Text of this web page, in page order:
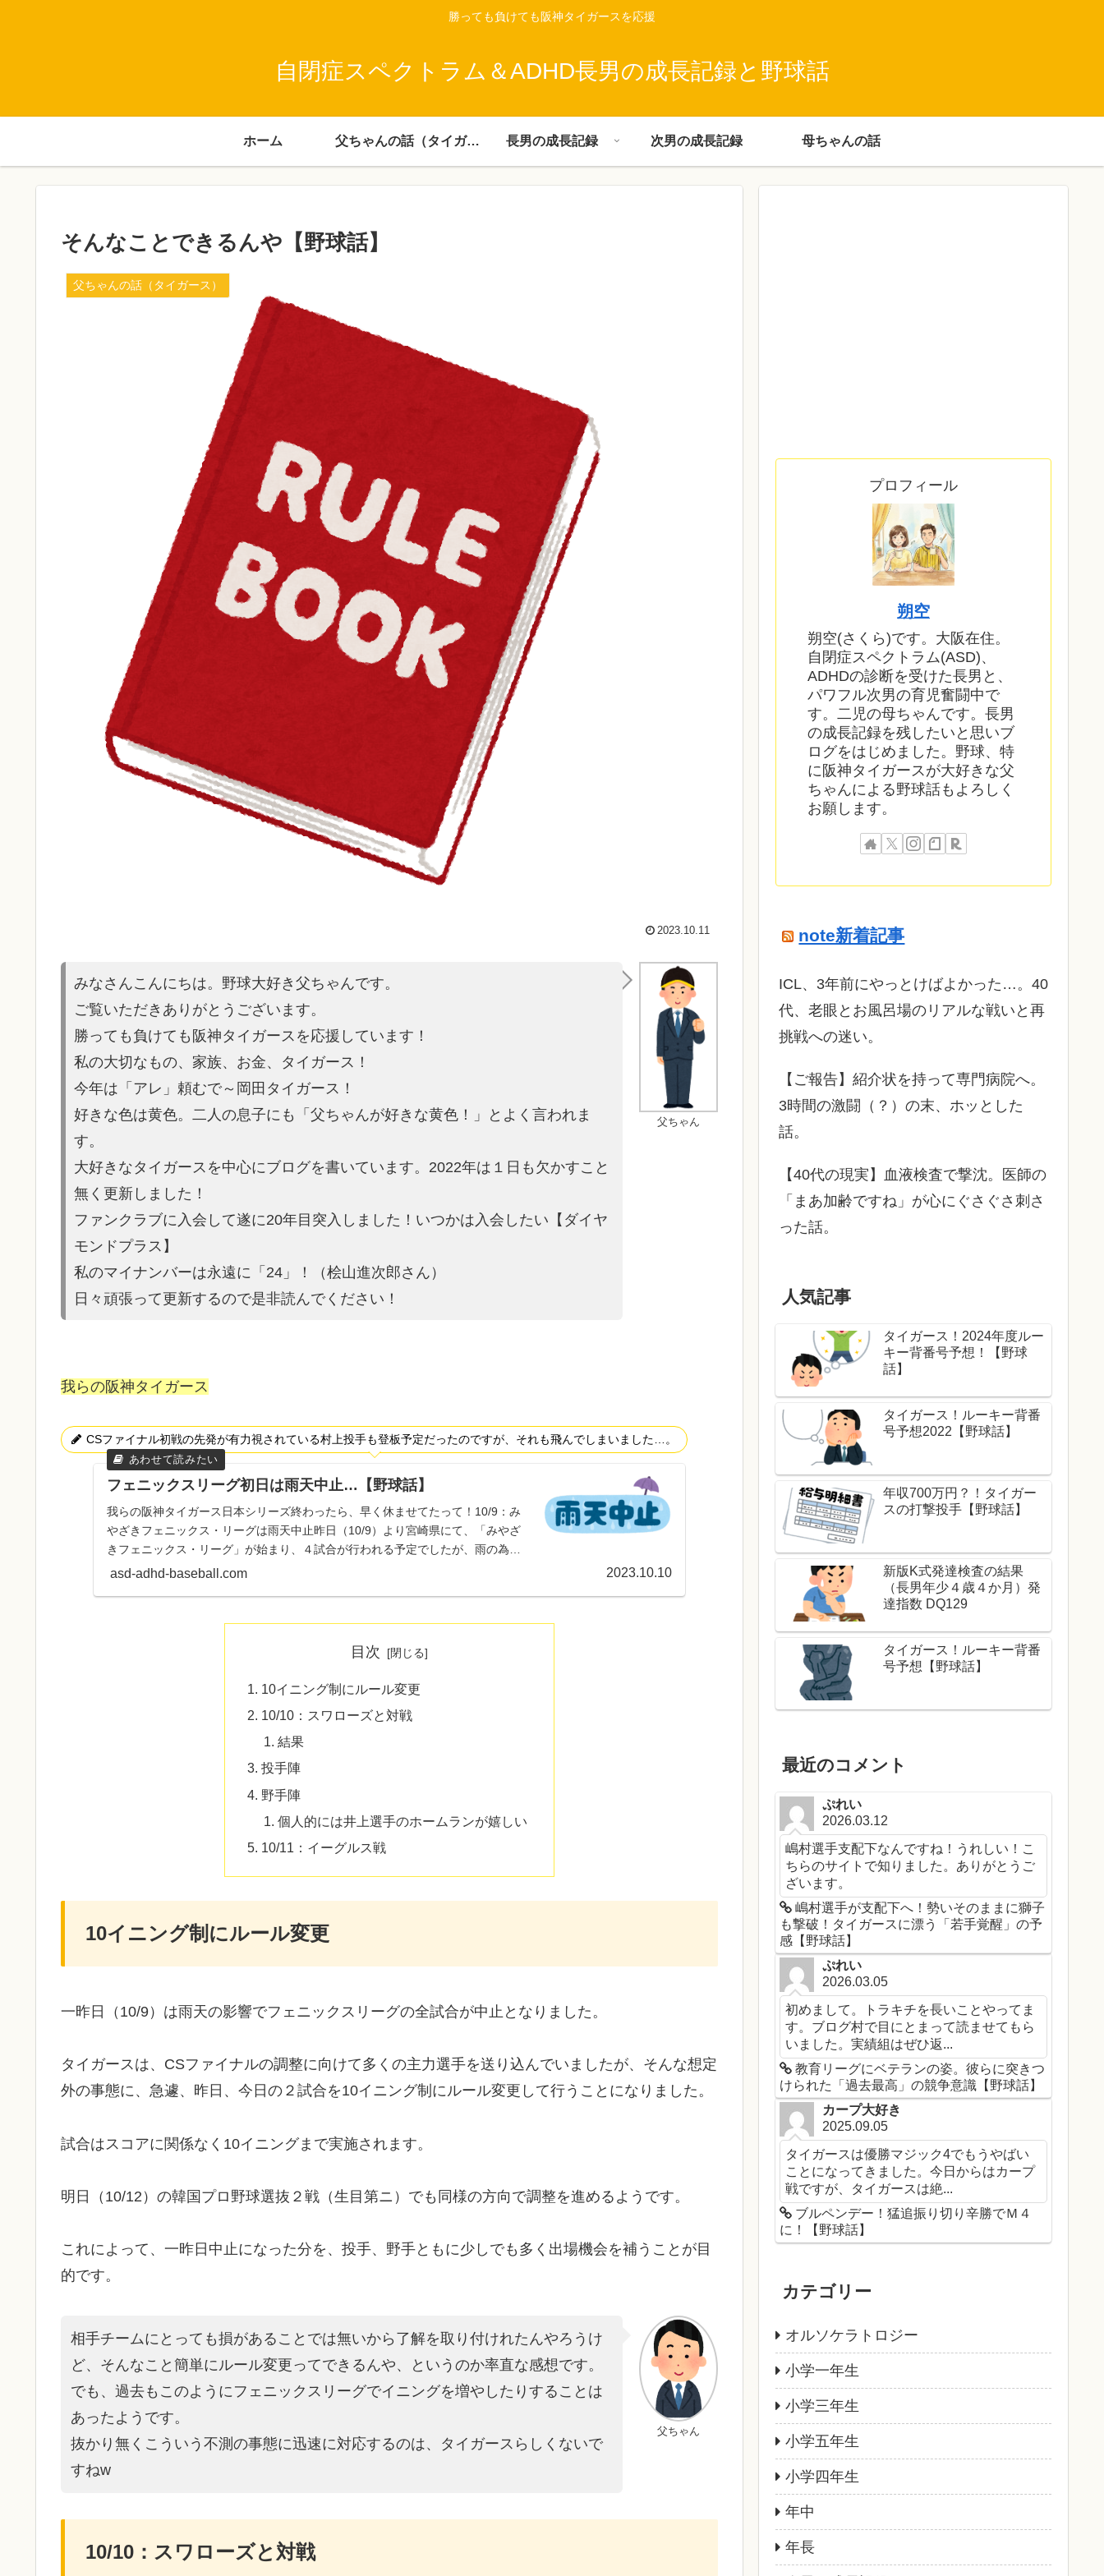
勝っても負けても阪神タイガースを応援
自閉症スペクトラム＆ADHD長男の成長記録と野球話
ホーム 父ちゃんの話（タイガース） 長男の成長記録 次男の成長記録 母ちゃんの話
そんなことできるんや【野球話】
父ちゃんの話（タイガース）
2023.10.11
父ちゃん
みなさんこんにちは。野球大好き父ちゃんです。
ご覧いただきありがとうございます。
勝っても負けても阪神タイガースを応援しています！
私の大切なもの、家族、お金、タイガース！
今年は「アレ」頼むで～岡田タイガース！
好きな色は黄色。二人の息子にも「父ちゃんが好きな黄色！」とよ く言われま
す。
大好きなタイガースを中心にブログを書いています。2022年は １日も欠かすこと
無く更新しました！
ファンクラブに入会して遂に20年目突入しました！いつかは入会 したい【ダイヤ
モンドプラス】
私のマイナンバーは永遠に「24」！（桧山進次郎さん）
日々頑張って更新するので是非読んでください！
我らの阪神タイガース
CSファイナル初戦の先発が有力視されている村上投手も登板予定だったのですが、それも飛んでしまいました…。
フェニックスリーグ初日は雨天中止…【野球話】
我らの阪神タイガース日本シリーズ終わったら、早く休ませてたって！10/9：み
やざきフェニックス・リーグは雨天中止昨日（10/9）より宮崎県にて、「みやざ
きフェニックス・リーグ」が始まり、４試合が行われる予定でしたが、雨の為全
て中止となりまし...
asd-adhd-baseball.com 2023.10.10
目次
10イニング制にルール変更
10/10：スワローズと対戦
結果
投手陣
野手陣
個人的には井上選手のホームランが嬉しい
10/11：イーグルス戦
10イニング制にルール変更
一昨日（10/9）は雨天の影響でフェニックスリーグの全試合が中止となりました。
タイガースは、CSファイナルの調整に向けて多くの主力選手を送り込んでいましたが、そんな想定
外の事態に、急遽、昨日、今日の２試合を10イニング制にルール変更して行うことになりました。
試合はスコアに関係なく10イニングまで実施されます。
明日（10/12）の韓国プロ野球選抜２戦（生目第ニ）でも同様の方向で調整を進めるようです。
これによって、一昨日中止になった分を、投手、野手ともに少しでも多く出場機会を補うことが目
的です。
父ちゃん
相手チームにとっても損があることでは無いから了解を取り付けれたんやろうけ
ど、そんなこと簡単にルール変更ってできるんや、というのか率直な感想です。
でも、過去もこのようにフェニックスリーグでイニングを増やしたりすることは
あったようです。
抜かり無くこういう不測の事態に迅速に対応するのは、タイガースらしくないで
すねw
10/10：スワローズと対戦
プロフィール
朔空
朔空(さくら)です。大阪在住。
自閉症スペクトラム(ASD)、
ADHDの診断を受けた長男と、
パワフル次男の育児奮闘中で
す。二児の母ちゃんです。長男
の成長記録を残したいと思いブ
ログをはじめました。野球、特
に阪神タイガースが大好きな父
ちゃんによる野球話もよろしく
お願します。
note新着記事
ICL、3年前にやっとけばよかった…。40
代、老眼とお風呂場のリアルな戦いと再
挑戦への迷い。
​【ご報告】紹介状を持って専門病院へ。
3時間の激闘（？）の末、ホッとした
話。
【40代の現実】血液検査で撃沈。医師の
「まあ加齢ですね」が心にぐさぐさ刺さ
った話。
人気記事
タイガース！2024年度ルー
キー背番号予想！【野球
話】
タイガース！ルーキー背番
号予想2022【野球話】
年収700万円？！タイガー
スの打撃投手【野球話】
新版K式発達検査の結果
（長男年少４歳４か月）発
達指数 DQ129
タイガース！ルーキー背番
号予想【野球話】
最近のコメント
ぷれい
2026.03.12
嶋村選手支配下なんですね！うれしい！こ
ちらのサイトで知りました。ありがとうご
ざいます。
嶋村選手が支配下へ！勢いそのままに獅子
も撃破！タイガースに漂う「若手覚醒」の予
感【野球話】
ぷれい
2026.03.05
初めまして。トラキチを長いことやってま
す。ブログ村で目にとまって読ませてもら
いました。実績組はぜひ返...
教育リーグにベテランの姿。彼らに突きつ
けられた「過去最高」の競争意識【野球話】
カープ大好き
2025.09.05
タイガースは優勝マジック4でもうやばい
ことになってきました。今日からはカープ
戦ですが、タイガースは絶...
ブルペンデー！猛追振り切り辛勝でＭ４
に！【野球話】
カテゴリー
オルソケラトロジー
小学一年生
小学三年生
小学五年生
小学四年生
年中
年長